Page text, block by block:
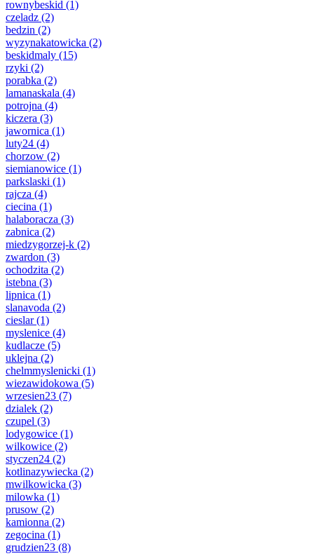
rownybeskid (1)
czeladz (2)
bedzin (2)
wyzynakatowicka (2)
beskidmaly (15)
rzyki (2)
porabka (2)
lamanaskala (4)
potrojna (4)
kiczera (3)
jawornica (1)
luty24 (4)
chorzow (2)
siemianowice (1)
parkslaski (1)
rajcza (4)
ciecina (1)
halaboracza (3)
zabnica (2)
miedzygorzej-k (2)
zwardon (3)
ochodzita (2)
istebna (3)
lipnica (1)
slanavoda (2)
cieslar(1)
myslenice (4)
kudlacze (5)
uklejna (2)
chelmmyslenicki (1)
wiezawidokowa (5)
wrzesien23 (7)
dzialek (2)
czupel (3)
lodygowice (1)
wilkowice (2)
styczen24 (2)
kotlinazywiecka (2)
mwilkowicka (3)
milowka (1)
prusow (2)
kamionna (2)
zegocina (1)
grudzien23 (8)